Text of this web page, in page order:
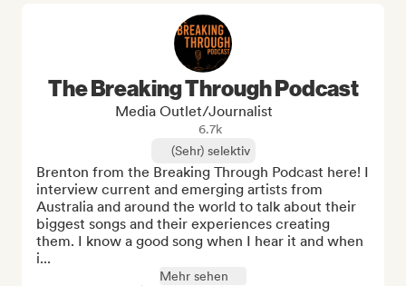
The Breaking Through Podcast
Media Outlet/Journalist
6.7k
(Sehr) selektiv
Brenton from the Breaking Through Podcast here! I
interview current and emerging artists from
Australia and around the world to talk about their
biggest songs and their experiences creating
them. I know a good song when I hear it and when
i...
Mehr sehen